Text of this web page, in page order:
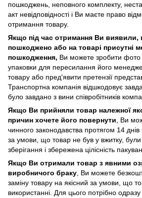
пошкоджень, неповного комплекту,
акт невідповідності і Ви маєте право
отримання товару.
Якщо під час отримання Ви виявили,
пошкоджено або на товарі присутні
пошкодження, Ви можете зробити
упаковки для пересилання його
товару або пред'явити претензії
Транспортна компанія відшкодовує
було завдано з вини співробітників
Якщо Ви прийняли товар належної
причин хочете його повернути, Ви
чинного законодавства протягом 14
за умови, що товар не був у вжитку,
зберігання і збережена цілісність
Якщо Ви отримали товар з явними
виробничого браку, Ви можете
заміну товару на якісний за умови, що
використанні. Для цього потрібно одразу